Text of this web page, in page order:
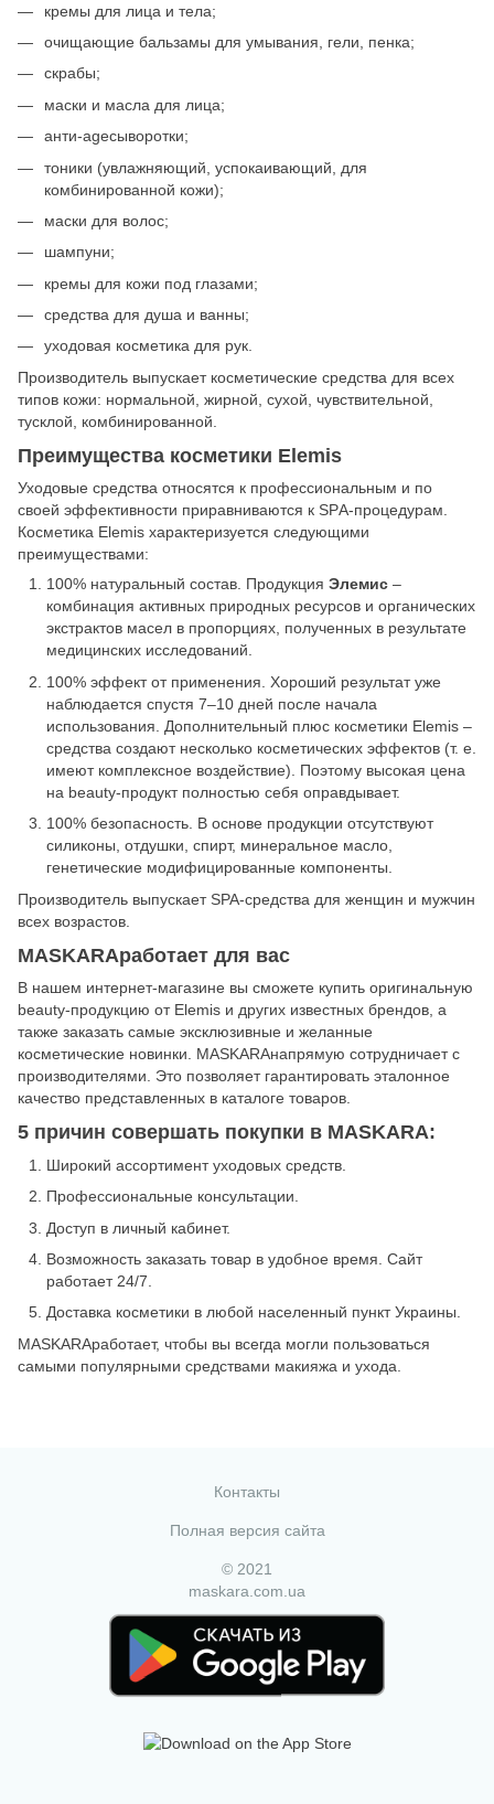
кремы для лица и тела;
очищающие бальзамы для умывания, гели, пенка;
скрабы;
маски и масла для лица;
анти-ageсыворотки;
тоники (увлажняющий, успокаивающий, для
комбинированной кожи);
маски для волос;
шампуни;
кремы для кожи под глазами;
средства для душа и ванны;
уходовая косметика для рук.
Производитель выпускает косметические средства для всех
типов кожи: нормальной, жирной, сухой, чувствительной,
тусклой, комбинированной.
Преимущества косметики Elemis
Уходовые средства относятся к профессиональным и по
своей эффективности приравниваются к SPА-процедурам.
Косметика Elemis характеризуется следующими
преимуществами:
100% натуральный состав. Продукция Элемис –
комбинация активных природных ресурсов и органических
экстрактов масел в пропорциях, полученных в результате
медицинских исследований.
100% эффект от применения. Хороший результат уже
наблюдается спустя 7–10 дней после начала
использования. Дополнительный плюс косметики Elemis –
средства создают несколько косметических эффектов (т. е.
имеют комплексное воздействие). Поэтому высокая цена
на beauty-продукт полностью себя оправдывает.
100% безопасность. В основе продукции отсутствуют
силиконы, отдушки, спирт, минеральное масло,
генетические модифицированные компоненты.
Производитель выпускает SPA-средства для женщин и мужчин
всех возрастов.
MASKARAработает для вас
В нашем интернет-магазине вы сможете купить оригинальную
beauty-продукцию от Elemis и других известных брендов, а
также заказать самые эксклюзивные и желанные
косметические новинки. MASKARAнапрямую сотрудничает с
производителями. Это позволяет гарантировать эталонное
качество представленных в каталоге товаров.
5 причин совершать покупки в MASKARA:
Широкий ассортимент уходовых средств.
Профессиональные консультации.
Доступ в личный кабинет.
Возможность заказать товар в удобное время. Сайт
работает 24/7.
Доставка косметики в любой населенный пункт Украины.
MASKARAработает, чтобы вы всегда могли пользоваться
самыми популярными средствами макияжа и ухода.
Контакты
Полная версия сайта
© 2021
maskara.com.ua